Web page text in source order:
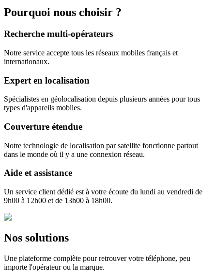
Pourquoi nous choisir ?
Recherche multi-opérateurs
Notre service accepte tous les réseaux mobiles français et
internationaux.
Expert en localisation
Spécialistes en géolocalisation depuis plusieurs années pour tous
types d'appareils mobiles.
Couverture étendue
Notre technologie de localisation par satellite fonctionne partout
dans le monde où il y a une connexion réseau.
Aide et assistance
Un service client dédié est à votre écoute du lundi au vendredi de
9h00 à 12h00 et de 13h00 à 18h00.
Nos solutions
Une plateforme complète pour retrouver votre téléphone, peu
importe l'opérateur ou la marque.